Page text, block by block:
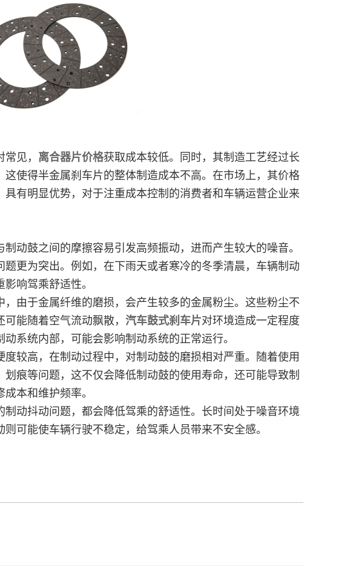
见， 离合器片价格获取成本较低。同时，其制造工艺经过长
使得半金属刹车片的整体制造成本不高。在市场上，其价格
有明显优势，对于注重成本控制的消费者和车辆运营企业来
动鼓之间的摩擦容易引发高频振动，进而产生较大的噪音。
更为突出。例如，在下雨天或者寒冷的冬季清晨，车辆制动
响驾乘舒适性。
由于金属纤维的磨损，会产生较多的金属粉尘。这些粉尘不
能随着空气流动飘散， 汽车鼓式刹车片对环境造成一定程度
系统内部，可能会影响制动系统的正常运行。
较高，在制动过程中，对制动鼓的磨损相对严重。随着使用
痕等问题，这不仅会降低制动鼓的使用寿命，还可能导致制
本和维护频率。
动抖动问题，都会降低驾乘的舒适性。长时间处于噪音环境
可能使车辆行驶不稳定，给驾乘人员带来不安全感。